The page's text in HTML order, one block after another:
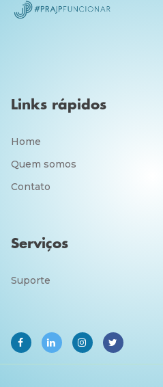
Links rápidos
Home
Quem somos
Contato
Serviços
Suporte